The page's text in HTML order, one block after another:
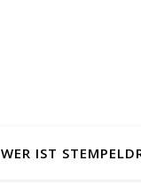
WER IST